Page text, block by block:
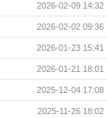
2026-02-09 14:32
2026-02-02 09:36
2026-01-23 15:41
2026-01-21 18:01
2025-12-04 17:08
2025-11-26 18:02